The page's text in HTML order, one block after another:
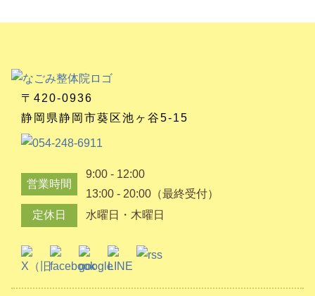
〒420-0936
静岡県静岡市葵区池ヶ谷5-15
営業時間
9:00 - 12:00
13:00 - 20:00（最終受付）
定休日
水曜日・木曜日